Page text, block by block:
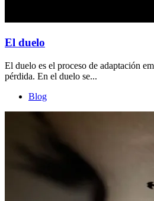
El duelo
El duelo es el proceso de adaptación
pérdida. En el duelo se...
Blog